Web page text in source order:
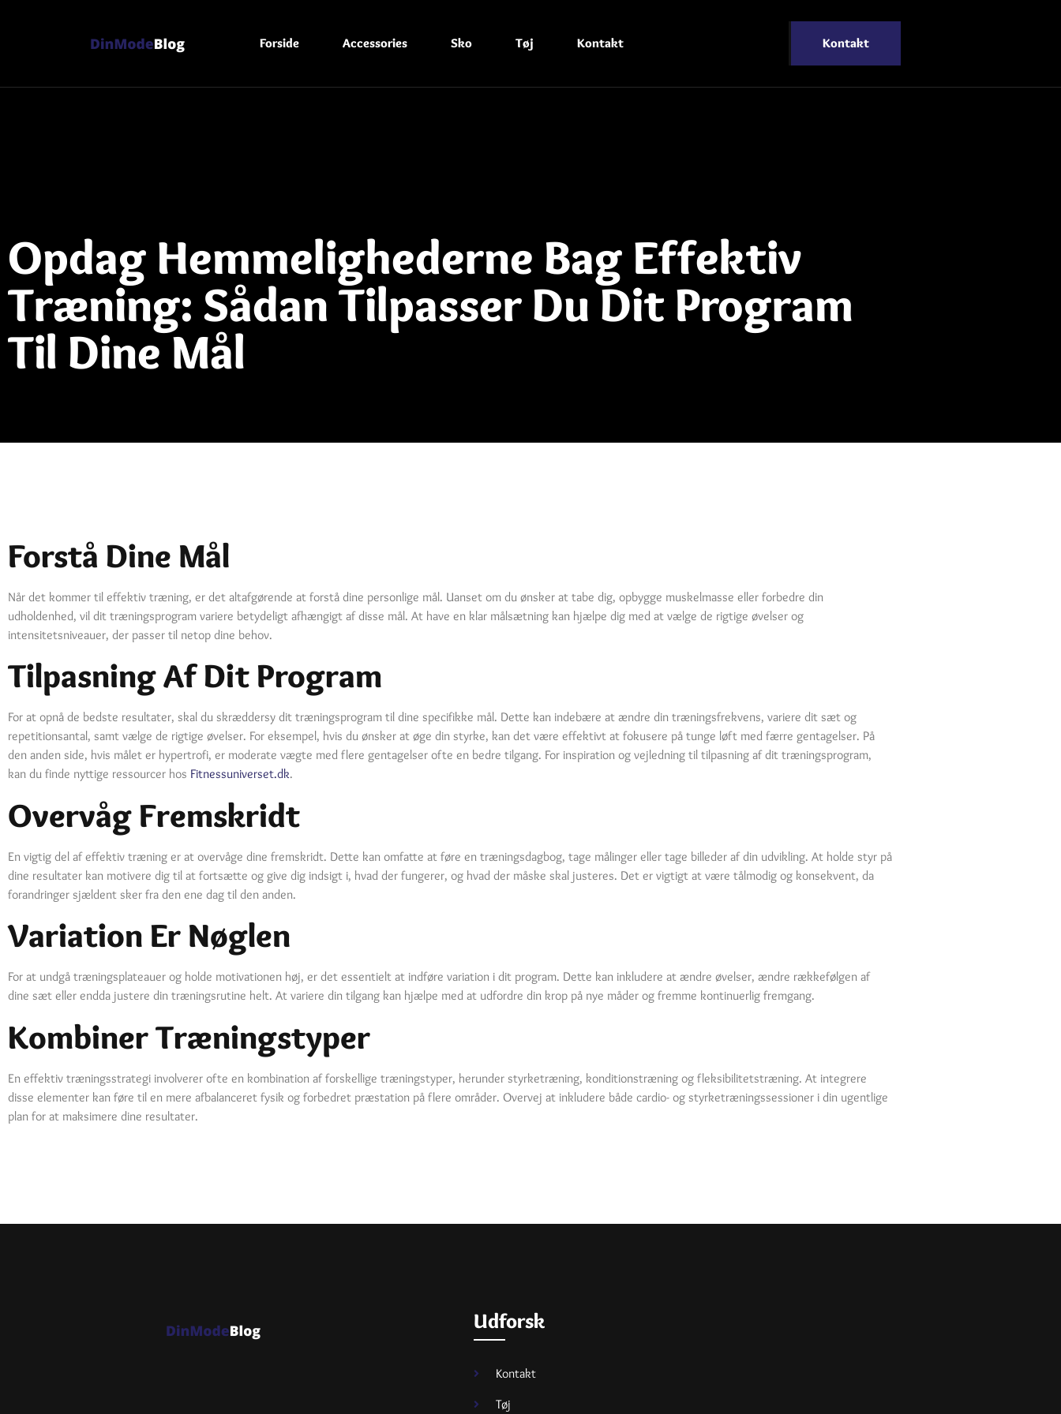
Forside Accessories Sko Tøj Kontakt Kontakt
Opdag Hemmelighederne Bag Effektiv
Træning: Sådan Tilpasser Du Dit Program
Til Dine Mål
Forstå Dine Mål
Når det kommer til effektiv træning, er det altafgørende at forstå dine personlige mål. Uanset om du ønsker at tabe dig, opbygge muskelmasse eller forbedre din
udholdenhed, vil dit træningsprogram variere betydeligt afhængigt af disse mål. At have en klar målsætning kan hjælpe dig med at vælge de rigtige øvelser og
intensitetsniveauer, der passer til netop dine behov.
Tilpasning Af Dit Program
For at opnå de bedste resultater, skal du skræddersy dit træningsprogram til dine specifikke mål. Dette kan indebære at ændre din træningsfrekvens, variere dit sæt og
repetitionsantal, samt vælge de rigtige øvelser. For eksempel, hvis du ønsker at øge din styrke, kan det være effektivt at fokusere på tunge løft med færre gentagelser. På
den anden side, hvis målet er hypertrofi, er moderate vægte med flere gentagelser ofte en bedre tilgang. For inspiration og vejledning til tilpasning af dit træningsprogram,
kan du finde nyttige ressourcer hos Fitnessuniverset.dk.
Overvåg Fremskridt
En vigtig del af effektiv træning er at overvåge dine fremskridt. Dette kan omfatte at føre en træningsdagbog, tage målinger eller tage billeder af din udvikling. At holde styr på
dine resultater kan motivere dig til at fortsætte og give dig indsigt i, hvad der fungerer, og hvad der måske skal justeres. Det er vigtigt at være tålmodig og konsekvent, da
forandringer sjældent sker fra den ene dag til den anden.
Variation Er Nøglen
For at undgå træningsplateauer og holde motivationen høj, er det essentielt at indføre variation i dit program. Dette kan inkludere at ændre øvelser, ændre rækkefølgen af
dine sæt eller endda justere din træningsrutine helt. At variere din tilgang kan hjælpe med at udfordre din krop på nye måder og fremme kontinuerlig fremgang.
Kombiner Træningstyper
En effektiv træningsstrategi involverer ofte en kombination af forskellige træningstyper, herunder styrketræning, konditionstræning og fleksibilitetstræning. At integrere
disse elementer kan føre til en mere afbalanceret fysik og forbedret præstation på flere områder. Overvej at inkludere både cardio- og styrketræningssessioner i din ugentlige
plan for at maksimere dine resultater.
Udforsk
Kontakt
Tøj